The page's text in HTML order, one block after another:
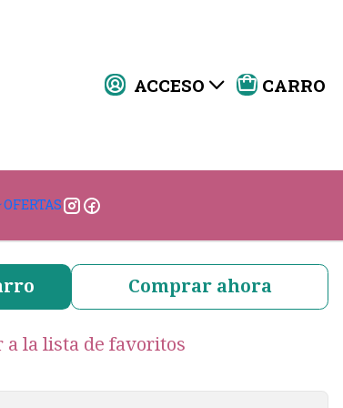
ACCESO CARRO
OFERTAS
Negra
3.8 cm 3.0 cm
Comprar ahora
a la lista de favoritos